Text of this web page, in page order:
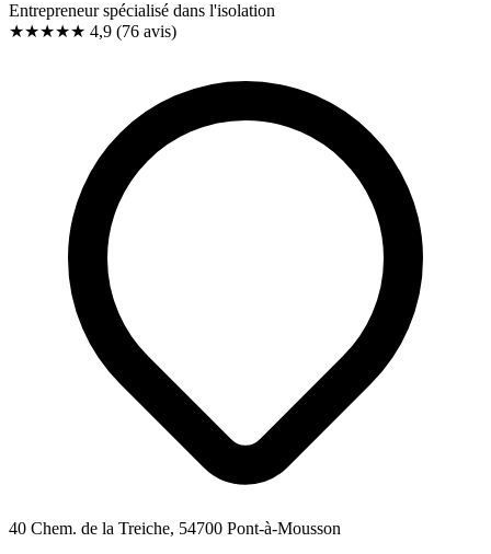
Entrepreneur spécialisé dans l'isolation
★★★★★ 4,9 (76 avis)
40 Chem. de la Treiche, 54700 Pont-à-Mousson